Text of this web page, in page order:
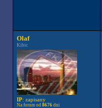
Olaf
Kibic
IP: zapisany
Na forum od 8676dni